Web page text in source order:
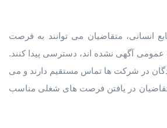
انسانی، متقاضیان می توانند به فرصت
آگهی نشده اند، دسترسی پیدا کنند.
در شرکت ها تماس مستقیم دارند و می
در یافتن فرصت های شغلی مناسب